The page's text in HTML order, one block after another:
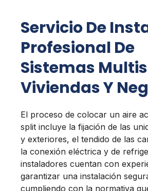
Servicio De
Profesional De
Sistemas
Viviendas Y
El proceso de colocar un aire
split incluye la fijación de las
y exteriores, el tendido de las
la conexión eléctrica y de
instaladores cuentan con
garantizar una instalación
cumpliendo con la normativa